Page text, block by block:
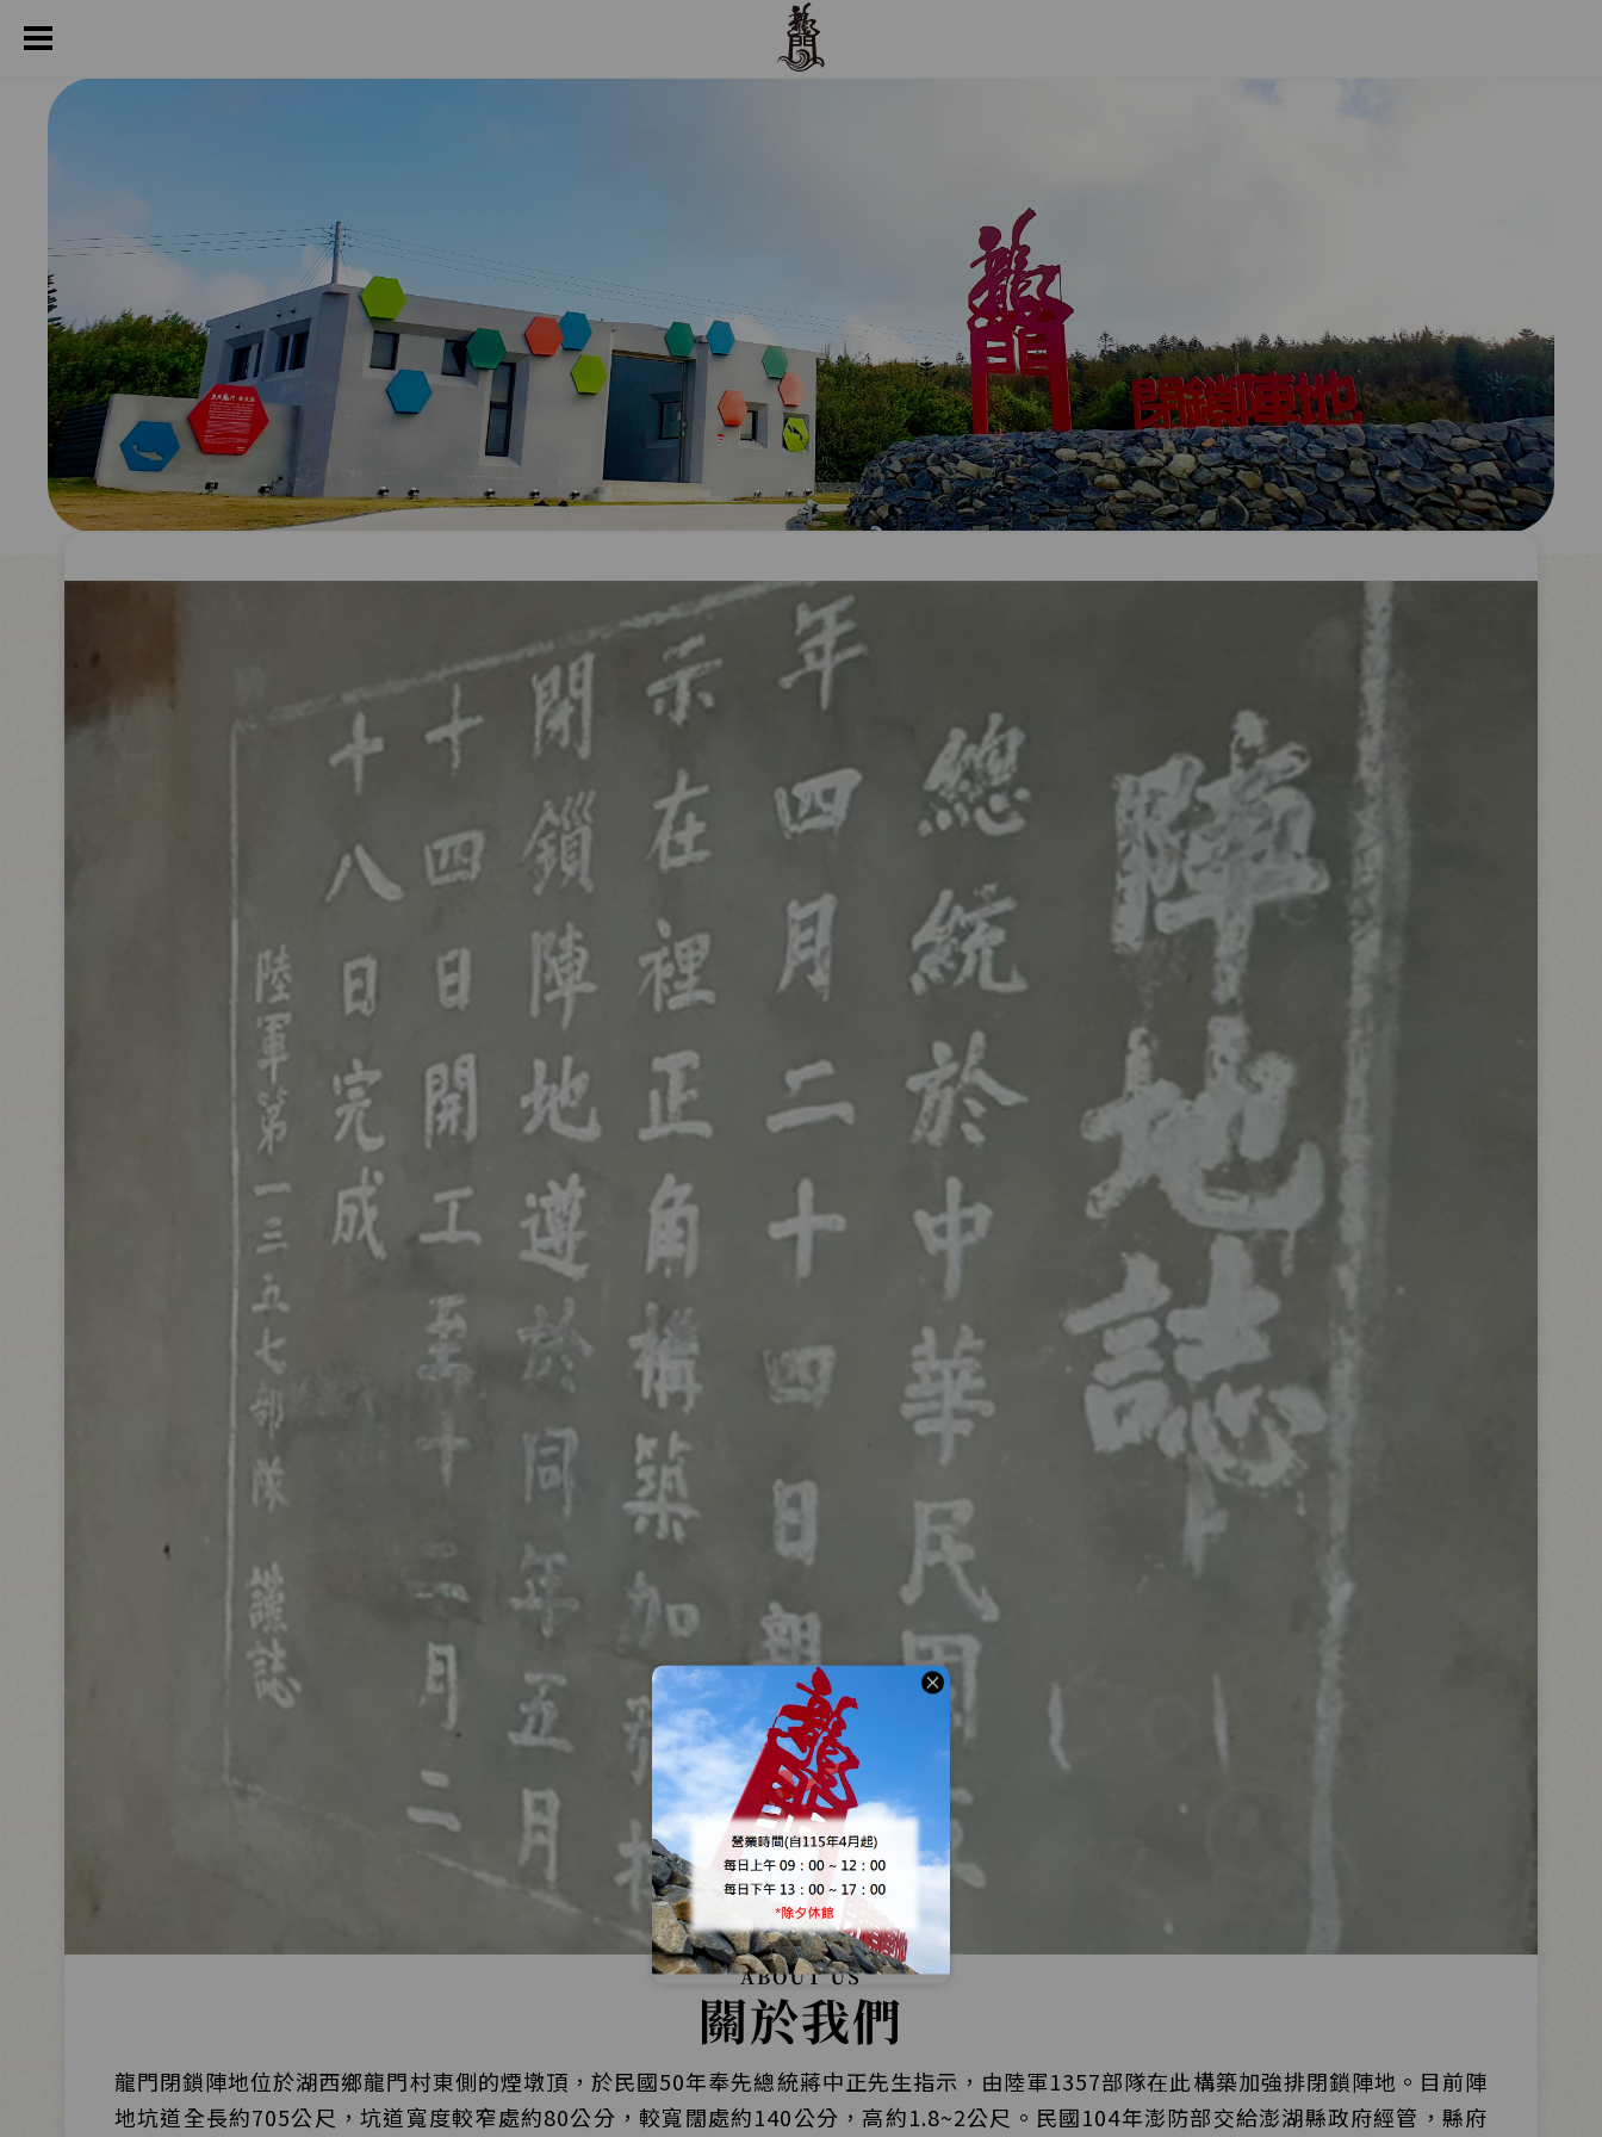
龍門閉鎖陣地位於湖西鄉龍門村東側的煙墩頂，於民國50年奉先總統蔣中正先生指示，由陸軍1357部隊在此構築加強排閉鎖陣地。目前陣
地坑道全長約705公尺，坑道寬度較窄處約80公分，較寬闊處約140公分，高約1.8~2公尺。民國104年澎防部交給澎湖縣政府經管，縣府
關